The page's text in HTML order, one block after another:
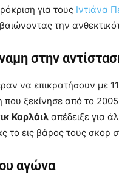
για τους Ιντιάνα
την
στην
να επικρατήσουν με
ξεκίνησε από το
Καρλάιλ απέδειξε για
το εις βάρος τους σκορ
αγώνα